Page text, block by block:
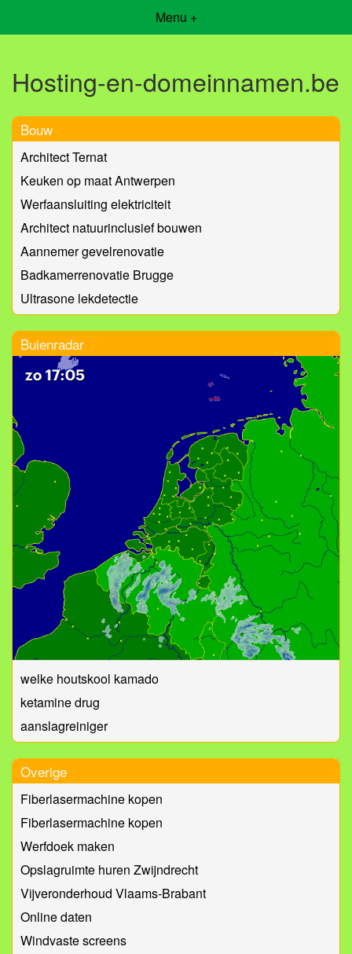
Menu +
Hosting-en-domeinnamen.be
Bouw
Architect Ternat
Keuken op maat Antwerpen
Werfaansluiting elektriciteit
Architect natuurinclusief bouwen
Aannemer gevelrenovatie
Badkamerrenovatie Brugge
Ultrasone lekdetectie
Buienradar
welke houtskool kamado
ketamine drug
aanslagreiniger
Overige
Fiberlasermachine kopen
Fiberlasermachine kopen
Werfdoek maken
Opslagruimte huren Zwijndrecht
Vijveronderhoud Vlaams-Brabant
Online daten
Windvaste screens